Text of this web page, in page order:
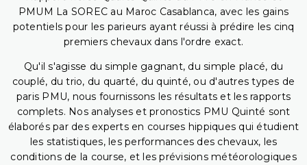
PMUM La SOREC au Maroc Casablanca, avec les gains
potentiels pour les parieurs ayant réussi à prédire les cinq
premiers chevaux dans l'ordre exact.
Qu'il s'agisse du simple gagnant, du simple placé, du
couplé, du trio, du quarté, du quinté, ou d'autres types de
paris PMU, nous fournissons les résultats et les rapports
complets. Nos analyses et pronostics PMU Quinté sont
élaborés par des experts en courses hippiques qui étudient
les statistiques, les performances des chevaux, les
conditions de la course, et les prévisions météorologiques